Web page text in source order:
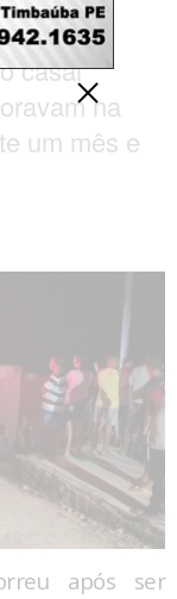
e
casal
na
um mês e
após ser